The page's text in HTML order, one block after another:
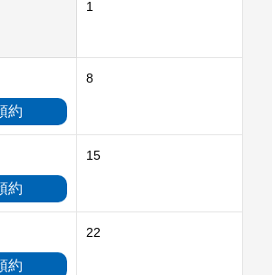
1
8
約
15
約
22
約